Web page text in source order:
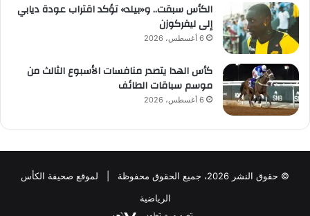
الكأس سبقت.. و«بيلد» تؤكد اقتراب عودة ديابي
إلى ليفركوزن
6 أغسطس، 2026
كأس الهدا يتصدر منافسات الأسبوع الثالث من
موسم سباقات الطائف
6 أغسطس، 2026
© حقوق النشر 2026، جميع الحقوق محفوظة | لموقع صحيفة الكأس
الرياضية